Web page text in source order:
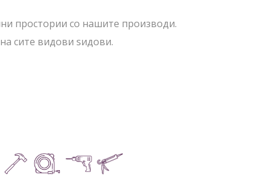
простории со нашите производи.
сите видови ѕидови.